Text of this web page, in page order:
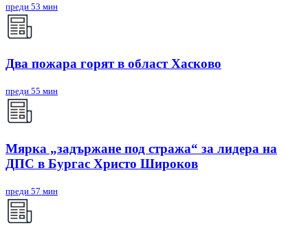
преди 53 мин
Два пожара горят в област Хасково
преди 55 мин
Мярка „задържане под стража“ за лидера на
ДПС в Бургас Христо Широков
преди 57 мин